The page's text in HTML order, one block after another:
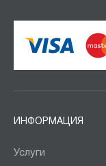
ИНФОРМАЦИЯ
Услуги